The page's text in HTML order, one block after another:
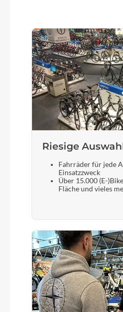
Formula
Acros Blocklock
Selle Italia
Fox 34 Float SC
(XS-S) 120
GND 51
Riesige
Fahrräder für jede
Einsatzzweck
Über 15.000 (E-
Fläche und vieles